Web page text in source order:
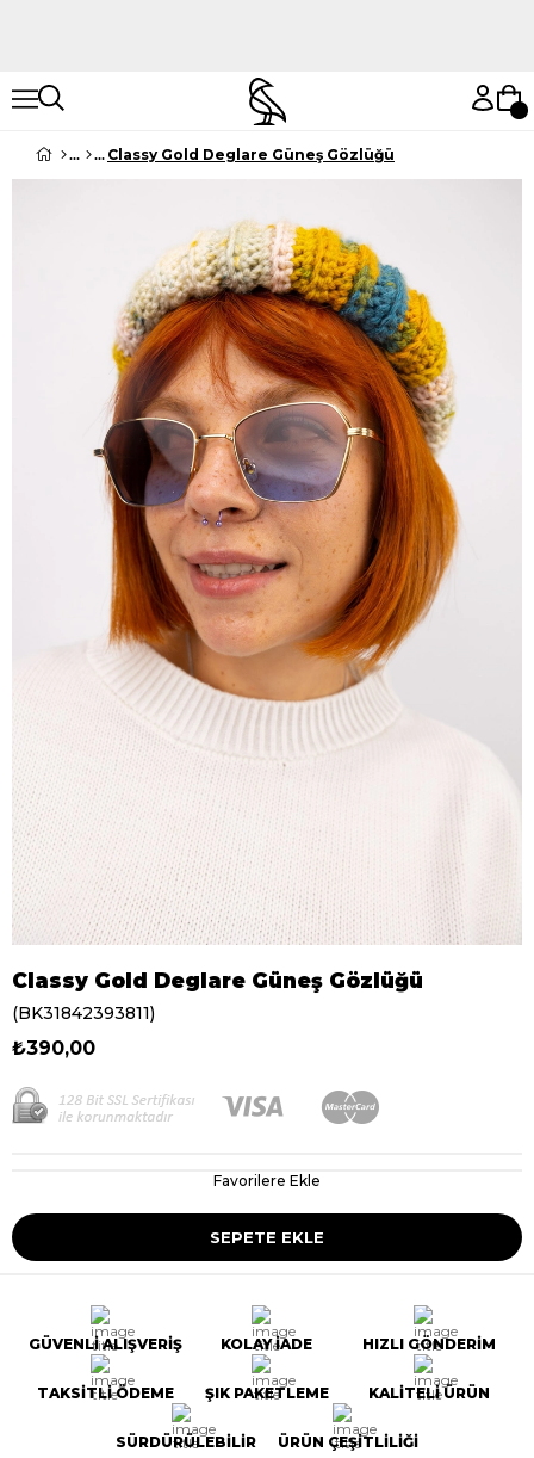
Classy Gold Deglare Güneş Gözlüğü
Classy Gold Deglare Güneş Gözlüğü
(BK31842393811)
₺390,00
Favorilere Ekle
GÜVENLİ ALIŞVERİŞ KOLAY İADE HIZLI GÖNDERİM
TAKSİTLİ ÖDEME ŞIK PAKETLEME KALİTELİ ÜRÜN
SÜRDÜRÜLEBİLİR ÜRÜN ÇEŞİTLİLİĞİ